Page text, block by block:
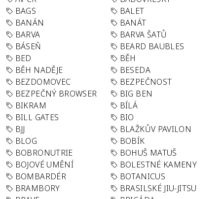
BAGS
BALET
BANÁN
BANÁT
BARVA
BARVA ŠATŮ
BÁSEŇ
BEARD BAUBLES
BED
BĚH
BĚH NADĚJE
BESEDA
BEZDOMOVEC
BEZPEČNOST
BEZPEČNÝ BROWSER
BIG BEN
BIKRAM
BÍLÁ
BILL GATES
BIO
BJJ
BLAŽKŮV PAVILON
BLOG
BOBÍK
BOBRONUTRIE
BOHUŠ MATUŠ
BOJOVÉ UMĚNÍ
BOLESTNÉ KAMENY
BOMBARDÉR
BOTANICUS
BRAMBORY
BRASILSKÉ JIU-JITSU